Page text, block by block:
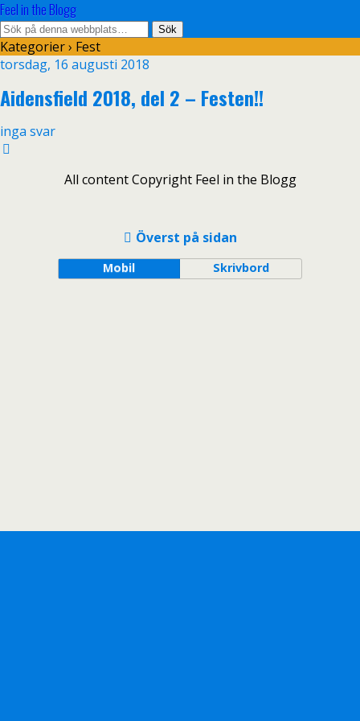
Feel in the Blogg
Kategorier › Fest
torsdag, 16 augusti 2018
Aidensfield 2018, del 2 – Festen!!
inga svar
All content Copyright Feel in the Blogg
Överst på sidan
Mobil Skrivbord